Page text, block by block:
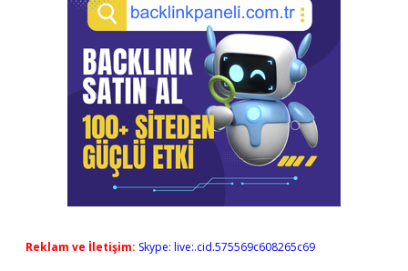
Reklam ve İletişim: Skype: live:.cid.575569c608265c69